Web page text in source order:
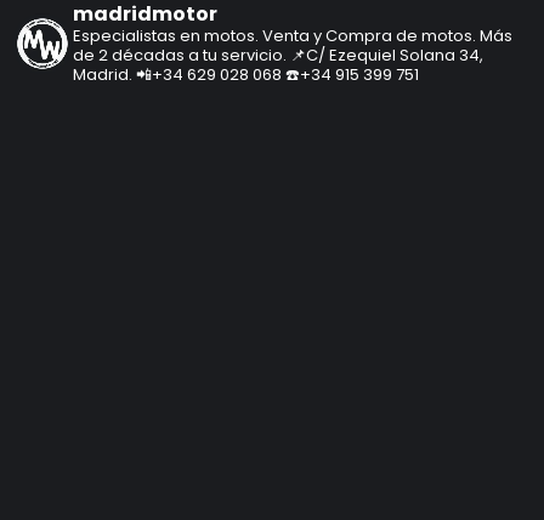
madridmotor
Especialistas en motos. Venta y Compra de motos. Más
de 2 décadas a tu servicio. 📌C/ Ezequiel Solana 34,
Madrid. 📲+34 629 028 068 ☎️+34 915 399 751